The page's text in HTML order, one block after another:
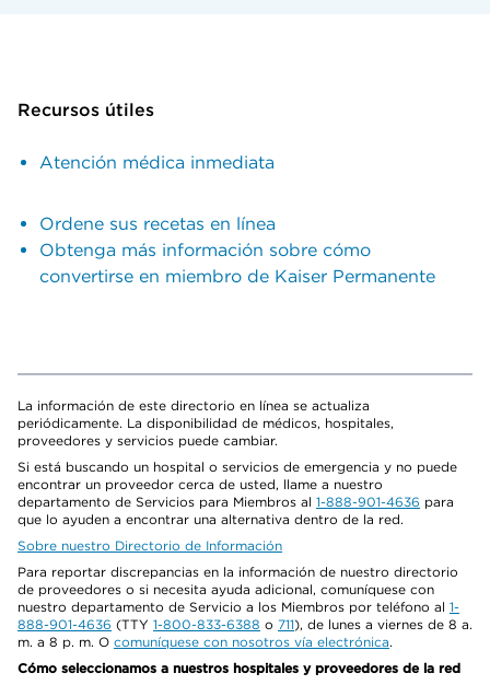
Recursos útiles
Atención médica inmediata
Ordene sus recetas en línea
Obtenga más información sobre cómo
convertirse en miembro de Kaiser Permanente
La información de este directorio en línea se actualiza
periódicamente. La disponibilidad de médicos, hospitales,
proveedores y servicios puede cambiar.
Si está buscando un hospital o servicios de emergencia y no puede
encontrar un proveedor cerca de usted, llame a nuestro
departamento de Servicios para Miembros al 1-888-901-4636 para
que lo ayuden a encontrar una alternativa dentro de la red.
Sobre nuestro Directorio de Información
Para reportar discrepancias en la información de nuestro directorio
de proveedores o si necesita ayuda adicional, comuníquese con
nuestro departamento de Servicio a los Miembros por teléfono al 1-
888-901-4636 (TTY 1-800-833-6388 o 711), de lunes a viernes de 8 a.
m. a 8 p. m. O comuníquese con nosotros vía electrónica.
Cómo seleccionamos a nuestros hospitales y proveedores de la red